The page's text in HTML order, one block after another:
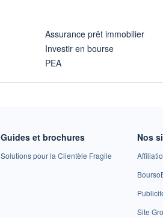
Assurance prêt immobilier
Investir en bourse
PEA
Guides et brochures
Solutions pour la Clientèle Fragile
Nos
Site